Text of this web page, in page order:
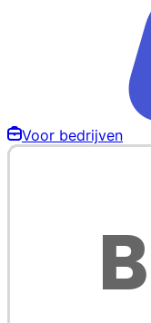
Voor bedrijven